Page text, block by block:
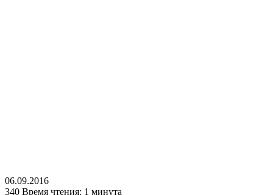
06.09.2016
340 Время чтения: 1 минута